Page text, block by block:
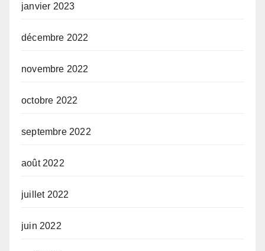
janvier 2023
décembre 2022
novembre 2022
octobre 2022
septembre 2022
août 2022
juillet 2022
juin 2022